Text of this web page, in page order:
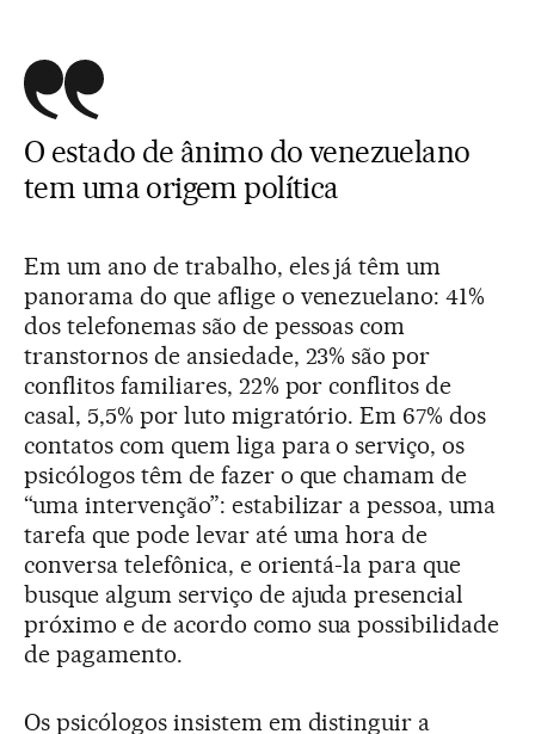
O estado de ânimo do venezuelano
tem uma origem política
Em um ano de trabalho, eles já têm um
panorama do que aflige o venezuelano: 41%
dos telefonemas são de pessoas com
transtornos de ansiedade, 23% são por
conflitos familiares, 22% por conflitos de
casal, 5,5% por luto migratório. Em 67% dos
contatos com quem liga para o serviço, os
psicólogos têm de fazer o que chamam de
“uma intervenção”: estabilizar a pessoa, uma
tarefa que pode levar até uma hora de
conversa telefônica, e orientá-la para que
busque algum serviço de ajuda presencial
próximo e de acordo como sua possibilidade
de pagamento.
Os psicólogos insistem em distinguir a